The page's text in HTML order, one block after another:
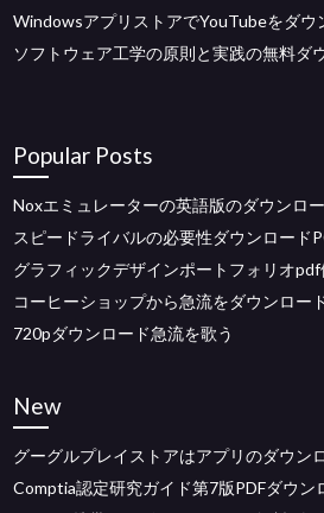
WindowsアプリストアでYouTubeをダウ
ソフトウェア工学の原則と実践の無料ダ
Popular Posts
Noxエミュレーターの英語版のダウンロ
スピードライバルの必要性ダウンロード
グラフィックデザインポートフォリオ
コーヒーショップから急流をダウンロー
720pダウンロード急流を歌う
New
グーグルプレイストアはアプリのダウン
Comptia認定研究ガイド第7版PDFダウン